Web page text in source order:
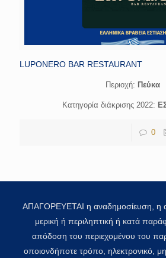
LUPONERO BAR RESTAURANT
Περιοχή: Πεύκα
Κατηγορία διάκρισης 2022:
0
ΑΠΑΓΟΡΕΥΕΤΑΙ η αναδημοσίευση, η
μερική ή περιληπτική ή κατά
απόδοση του περιεχομένου του
οποιονδήποτε τρόπο, ηλεκτρονικό,